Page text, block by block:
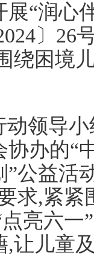
“润心
〕26
绕困境
领导
协办的“
公益活
求,紧
亮六
,让儿童